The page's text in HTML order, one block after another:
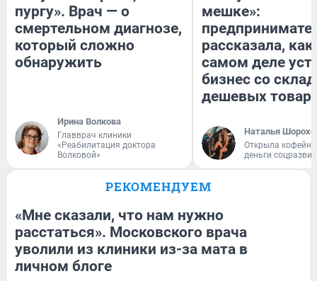
пургу». Врач — о
смертельном диагнозе,
который сложно
обнаружить
Ирина Волкова
Главврач клиники
«Реабилитация доктора
Волковой»
мешке»:
рассказала, как
самом деле
бизнес со
дешевых
Наталья
Открыла
деньги
РЕКОМЕНДУЕМ
«Мне сказали, что нам нужно
расстаться». Московского врача
уволили из клиники из-за мата в
личном блоге